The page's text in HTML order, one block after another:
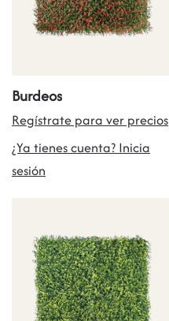
Burdeos
Regístrate para ver precios
¿Ya tienes cuenta? Inicia
sesión